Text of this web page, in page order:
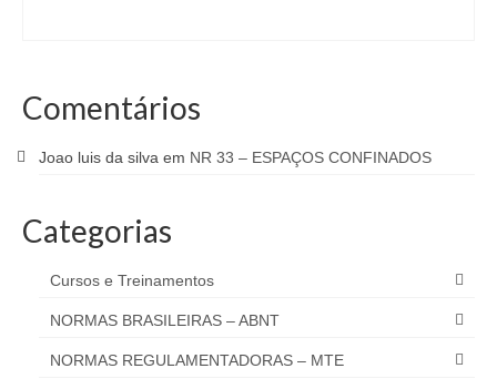
Comentários
Joao luis da silva em NR 33 – ESPAÇOS CONFINADOS
Categorias
Cursos e Treinamentos
NORMAS BRASILEIRAS – ABNT
NORMAS REGULAMENTADORAS – MTE